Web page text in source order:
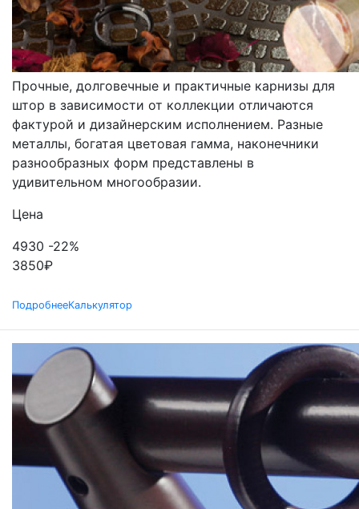
КАРНИЗЫ
МЕТАЛЛИЧЕСКИЕ
Прочные, долговечные и практичные карнизы для
штор в зависимости от коллекции отличаются
фактурой и дизайнерским исполнением. Разные
металлы, богатая цветовая гамма, наконечники
разнообразных форм представлены в
удивительном многообразии.
Цена
4930 -22%
3850₽
ПодробнееКалькулятор